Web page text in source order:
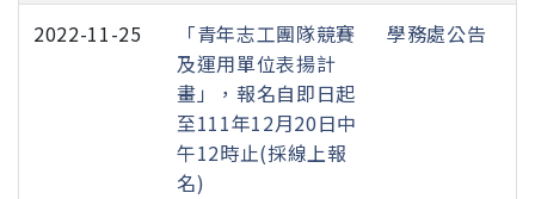
2022-11-25
「青年志工團隊競賽
及運用單位表揚計
畫」，報名自即日起
至111年12月20日中
午12時止(採線上報
名)
學務處公告